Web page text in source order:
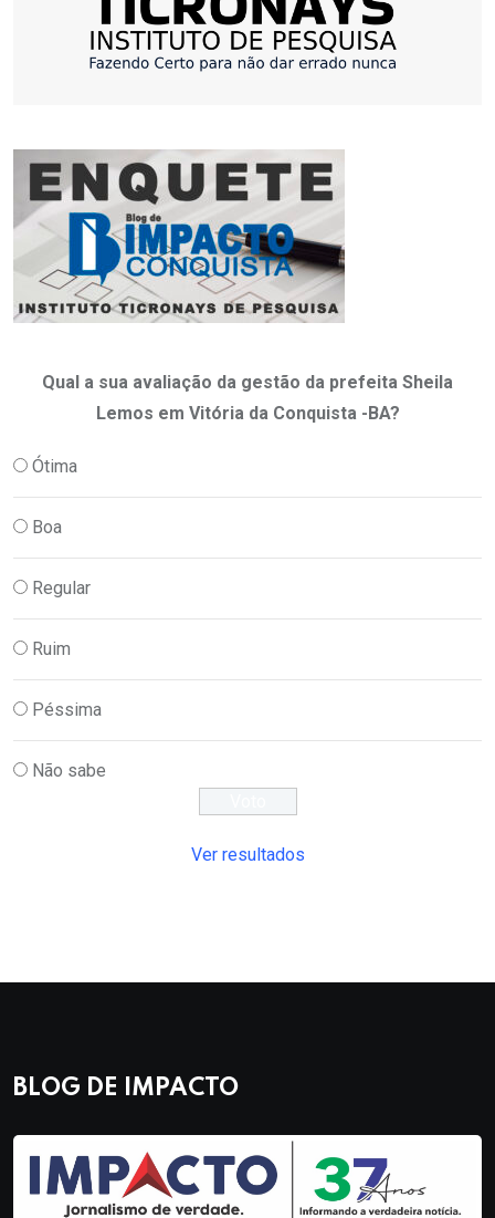
Qual a sua avaliação da gestão da prefeita Sheila
Lemos em Vitória da Conquista -BA?
Ótima
Boa
Regular
Ruim
Péssima
Não sabe
Ver resultados
BLOG DE IMPACTO